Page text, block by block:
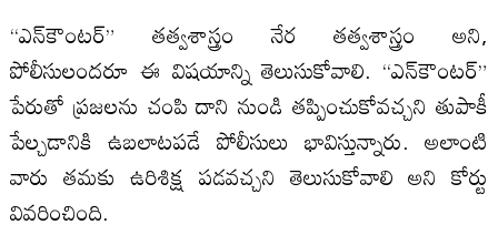
“ఎన్‌కౌంటర్” తత్వశాస్త్రం నేర తత్వశాస్త్రం అని,
పోలీసులందరూ ఈ విషయాన్ని తెలుసుకోవాలి. “ఎన్‌కౌంటర్”
పేరుతో ప్రజలను చంపి దాని నుండి తప్పించుకోవచ్చని తుపాకీ
పేల్చడానికి ఉబలాటపడే పోలీసులు భావిస్తున్నారు. అలాంటి
వారు తమకు ఉరిశిక్ష పడవచ్చని తెలుసుకోవాలి అని కోర్టు
వివరించింది.